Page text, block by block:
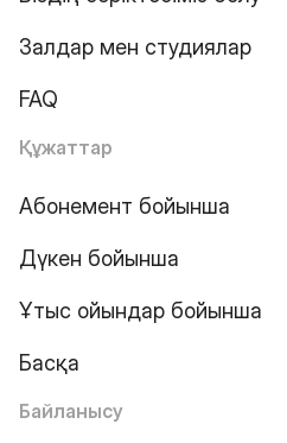
Залдар мен студиялар
FAQ
Құжаттар
Абонемент бойынша
Дүкен бойынша
Ұтыс ойындар бойынша
Басқа
Байланысу